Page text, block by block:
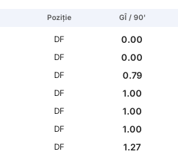
Poziție GÎ / 90'
DF
0.00
DF
0.00
DF
0.79
DF
1.00
DF
1.00
DF
1.00
DF
1.27